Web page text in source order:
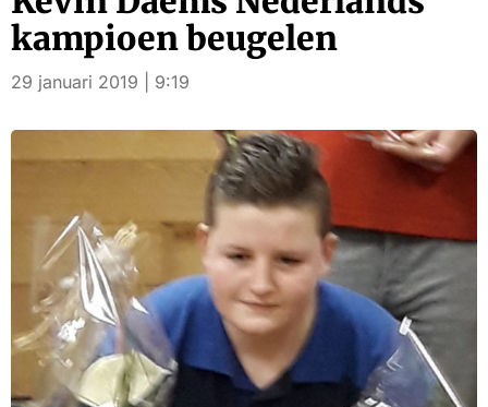
kampioen beugelen
29 januari 2019 | 9:19